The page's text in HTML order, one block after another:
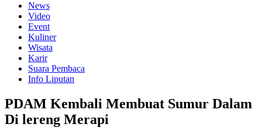
News
Video
Event
Kuliner
Wisata
Karir
Suara Pembaca
Info Liputan
PDAM Kembali Membuat Sumur Dalam
Di lereng Merapi